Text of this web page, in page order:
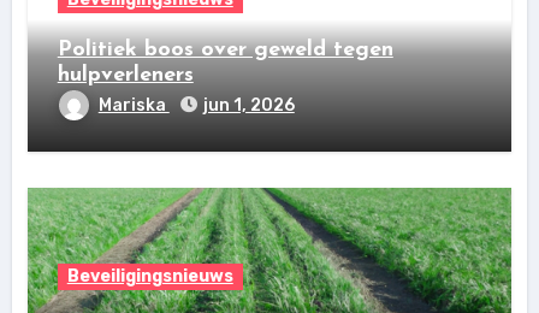
Politiek boos over geweld tegen
hulpverleners
Mariska jun 1, 2026
Beveiligingsnieuws